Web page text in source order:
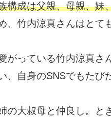
構成は父親、母親、妹
、竹内涼真さんはとて
がっている竹内涼真さ
、自身のSNSでもたび
の大叔母と仲良し。と